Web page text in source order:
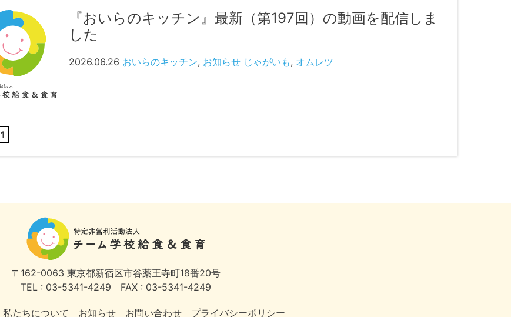
『おいらのキッチン』最新（第197回）の動画を配信しま
した
2026.06.26 おいらのキッチン, お知らせ じゃがいも, オムレツ
1
〒162-0063 東京都新宿区市谷薬王寺町18番20号
TEL : 03-5341-4249 FAX : 03-5341-4249
私たちについて お知らせ お問い合わせ プライバシーポリシー